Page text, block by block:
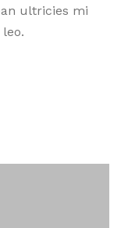
ultricies mi